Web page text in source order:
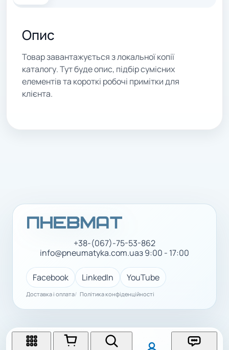
Опис
Товар завантажується з локальної копії
каталогу. Тут буде опис, підбір сумісних
елементів та короткі робочі примітки для
клієнта.
+38-(067)-75-53-862
info@pneumatyka.com.uaз 9:00 - 17:00
Facebook LinkedIn YouTube
Доставка і оплата Політика конфіденційності